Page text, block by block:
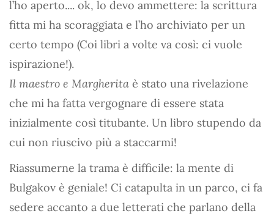
l’ho aperto.... ok, lo devo ammettere: la scrittura
fitta mi ha scoraggiata e l’ho archiviato per un
certo tempo (Coi libri a volte va così: ci vuole
ispirazione!).
Il maestro e Margherita è stato una rivelazione
che mi ha fatta vergognare di essere stata
inizialmente così titubante. Un libro stupendo da
cui non riuscivo più a staccarmi!
Riassumerne la trama è difficile: la mente di
Bulgakov è geniale! Ci catapulta in un parco, ci fa
sedere accanto a due letterati che parlano della